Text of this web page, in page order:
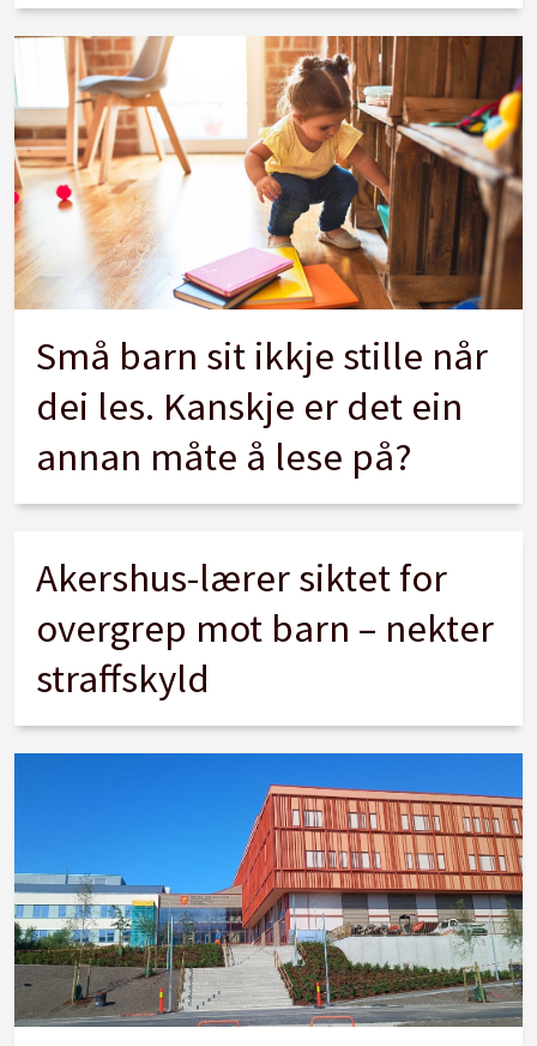
Små barn sit ikkje stille når
dei les. Kanskje er det ein
annan måte å lese på?
Akershus-lærer siktet for
overgrep mot barn – nekter
straffskyld